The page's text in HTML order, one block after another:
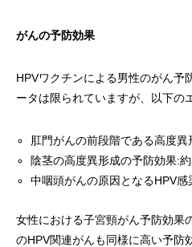
がんの予防効果
HPVワクチンによる男性のがん予
ータは限られていますが、以下の
肛門がんの前段階である高度
陰茎の高度異形成の予防効果:
中咽頭がんの原因となるHPV
女性における子宮頸がん予防効果
のHPV関連がんも同様に高い予防